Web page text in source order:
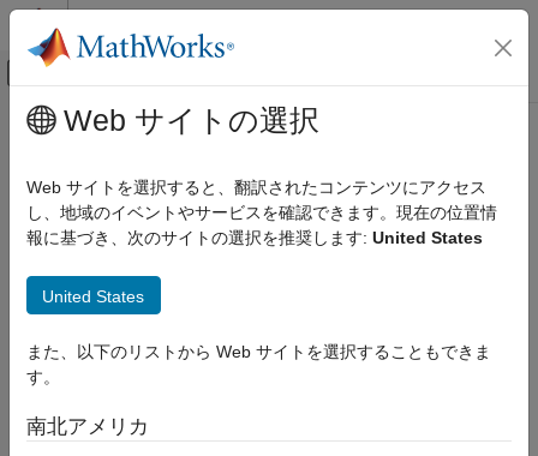
コンテンツへスキップ
オフキャンバス ナビゲーション メ
ドキュメンテーションのホーム
RF PCB Toolbox
PCB Components Catalog
RF PCB Toolbox
Analysis and Verification
ON THIS PAGE
メインコンテンツ
propagationDelay
Compute propagation delay of transmission line
Since R2022b
Syntax
Description
propagation delay of a transmission line
Web サイトの選択
Web サイトを選択すると、翻訳されたコンテンツにアクセス
し、地域のイベントやサービスを確認できます。現在の位置情
報に基づき、次のサイトの選択を推奨します: United States
United States
また、以下のリストから Web サイトを選択することもできま
す。
南北アメリカ